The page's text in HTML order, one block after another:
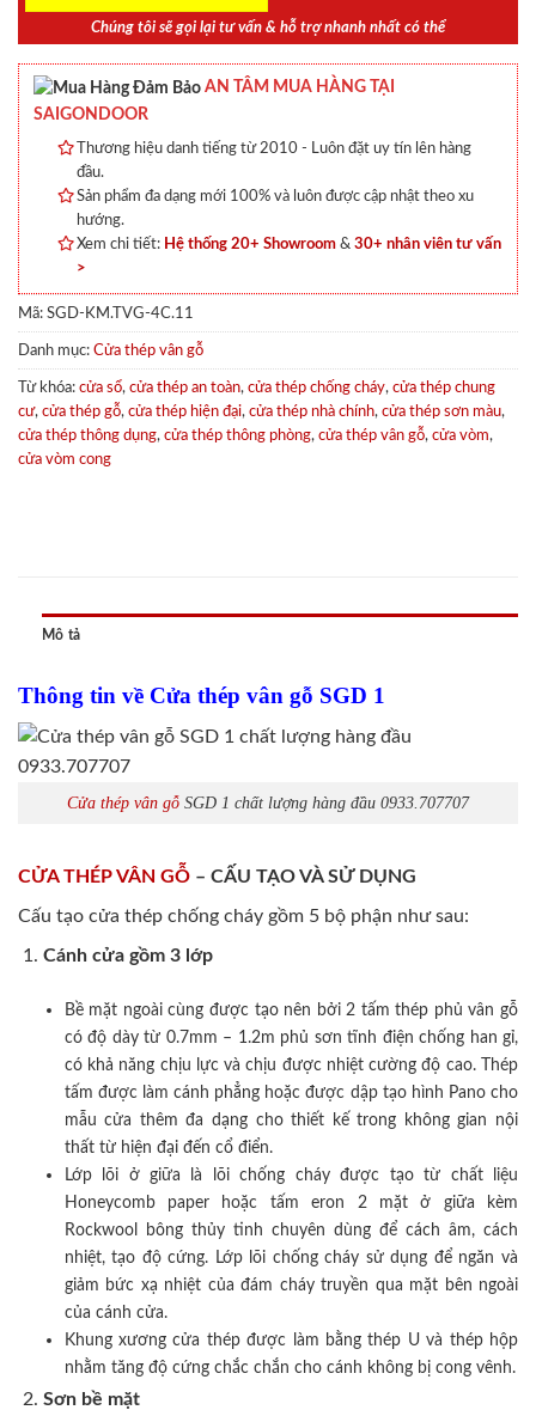
Chúng tôi sẽ gọi lại tư vấn & hỗ trợ nhanh nhất có thể
AN TÂM MUA HÀNG TẠI
SAIGONDOOR
Thương hiệu danh tiếng từ 2010 - Luôn đặt uy tín lên hàng
đầu.
Sản phẩm đa dạng mới 100% và luôn được cập nhật theo xu
hướng.
Xem chi tiết: Hệ thống 20+ Showroom & 30+ nhân viên tư vấn
>
Mã: SGD-KM.TVG-4C.11
Danh mục: Cửa thép vân gỗ
Từ khóa: cửa sổ, cửa thép an toàn, cửa thép chống cháy, cửa thép chung
cư, cửa thép gỗ, cửa thép hiện đại, cửa thép nhà chính, cửa thép sơn màu,
cửa thép thông dụng, cửa thép thông phòng, cửa thép vân gỗ, cửa vòm,
cửa vòm cong
Mô tả
Thông tin về Cửa thép vân gỗ SGD 1
Cửa thép vân gỗ SGD 1 chất lượng hàng đầu 0933.707707
CỬA THÉP VÂN GỖ – CẤU TẠO VÀ SỬ DỤNG
Cấu tạo cửa thép chống cháy gồm 5 bộ phận như sau:
Cánh cửa gồm 3 lớp
Bề mặt ngoài cùng được tạo nên bởi 2 tấm thép phủ vân gỗ
có độ dày từ 0.7mm – 1.2m phủ sơn tĩnh điện chống han gỉ,
có khả năng chịu lực và chịu được nhiệt cường độ cao. Thép
tấm được làm cánh phẳng hoặc được dập tạo hình Pano cho
mẫu cửa thêm đa dạng cho thiết kế trong không gian nội
thất từ hiện đại đến cổ điển.
Lớp lõi ở giữa là lõi chống cháy được tạo từ chất liệu
Honeycomb paper hoặc tấm eron 2 mặt ở giữa kèm
Rockwool bông thủy tinh chuyên dùng để cách âm, cách
nhiệt, tạo độ cứng. Lớp lõi chống cháy sử dụng để ngăn và
giảm bức xạ nhiệt của đám cháy truyền qua mặt bên ngoài
của cánh cửa.
Khung xương cửa thép được làm bằng thép U và thép hộp
nhằm tăng độ cứng chắc chắn cho cánh không bị cong vênh.
Sơn bề mặt